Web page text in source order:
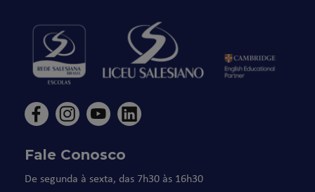
Fale Conosco
De segunda à sexta, das 7h30 às 16h30